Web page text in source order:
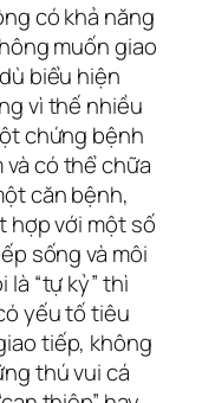
có khả năng
muốn giao
biểu hiện
vì thế nhiều
chứng bệnh
và có thể chữa
căn bệnh,
hợp với một số
sống và môi
là “tự kỷ” thì
yếu tố tiêu
tiếp, không
thú vui cá